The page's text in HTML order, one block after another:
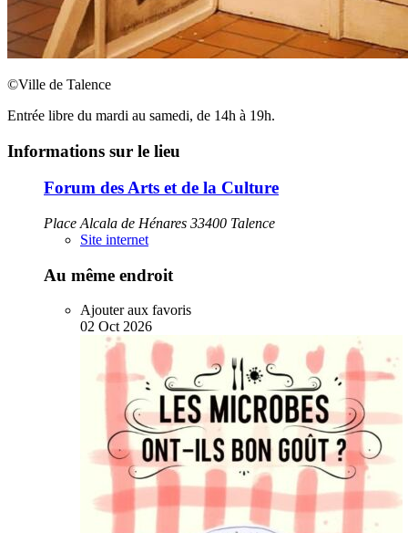
©Ville de Talence
Entrée libre du mardi au samedi, de 14h à 19h.
Informations sur le lieu
Forum des Arts et de la Culture
Place Alcala de Hénares 33400 Talence
Site internet
Au même endroit
Ajouter aux favoris
02 Oct 2026